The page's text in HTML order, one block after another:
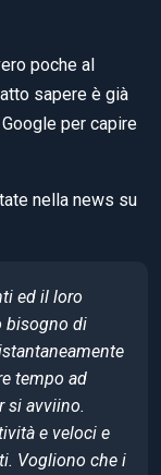
poche al
sapere è già
per capire
nella news su
ed il loro
bisogno di
tempo ad
si avviino.
e veloci e
Vogliono che i